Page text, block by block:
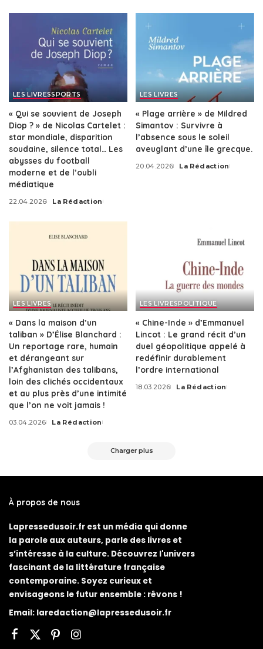
LES LIVRESSPORTS
« Qui se souvient de Joseph
Diop ? » de Nicolas Cartelet :
star mondiale, disparition
soudaine, silence total… Les
abysses du football
moderne et de l’oubli
médiatique
22.04.2026
Posted
La Rédaction
LES LIVRES
« Plage arrière » de Mildred
Simantov : Survivre à
l’absence sous le soleil
aveuglant d’une île grecque.
20.04.2026
Posted
La Rédaction
LES LIVRES
« Dans la maison d’un
taliban » D’Élise Blanchard :
Un reportage rare, humain
et dérangeant sur
l’Afghanistan des talibans,
loin des clichés occidentaux
et au plus près d’une intimité
que l’on ne voit jamais !
03.04.2026
Posted
La Rédaction
LES LIVRESPOLITIQUE
« Chine-Inde » d’Emmanuel
Lincot : Le grand récit d’un
duel géopolitique appelé à
redéfinir durablement
l’ordre international
18.03.2026
Posted
La Rédaction
Charger plus
À propos de nous
Lapressedusoir.fr est un média qui donne
la parole aux auteurs, parle des livres et
s’intéresse à la culture. Découvrez l'univers
fascinant de la littérature française
contemporaine. Soyez curieux et
envisageons le futur ensemble : rêvons !
Email: laredaction@lapressedusoir.fr